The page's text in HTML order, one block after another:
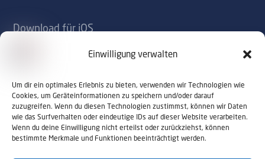
Einwilligung verwalten
Um dir ein optimales Erlebnis zu bieten, verwenden wir Technologien wie
Cookies, um Geräteinformationen zu speichern und/oder darauf
zuzugreifen. Wenn du diesen Technologien zustimmst, können wir Daten
wie das Surfverhalten oder eindeutige IDs auf dieser Website verarbeiten.
Wenn du deine Einwilligung nicht erteilst oder zurückziehst, können
bestimmte Merkmale und Funktionen beeinträchtigt werden.
Download für iOS
Kontakt
office@sportaustriafinals.at
+43 1 504 44 55